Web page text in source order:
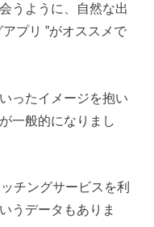
うように、自然な出
プリ ”がオススメで
ったイメージを抱い
一般的になりまし
チングサービスを利
うデータもありま